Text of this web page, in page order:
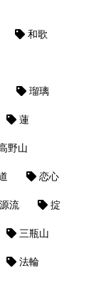
和歌
瑠璃
蓮
野山
恋心
源流 掟
三瓶山
法輪